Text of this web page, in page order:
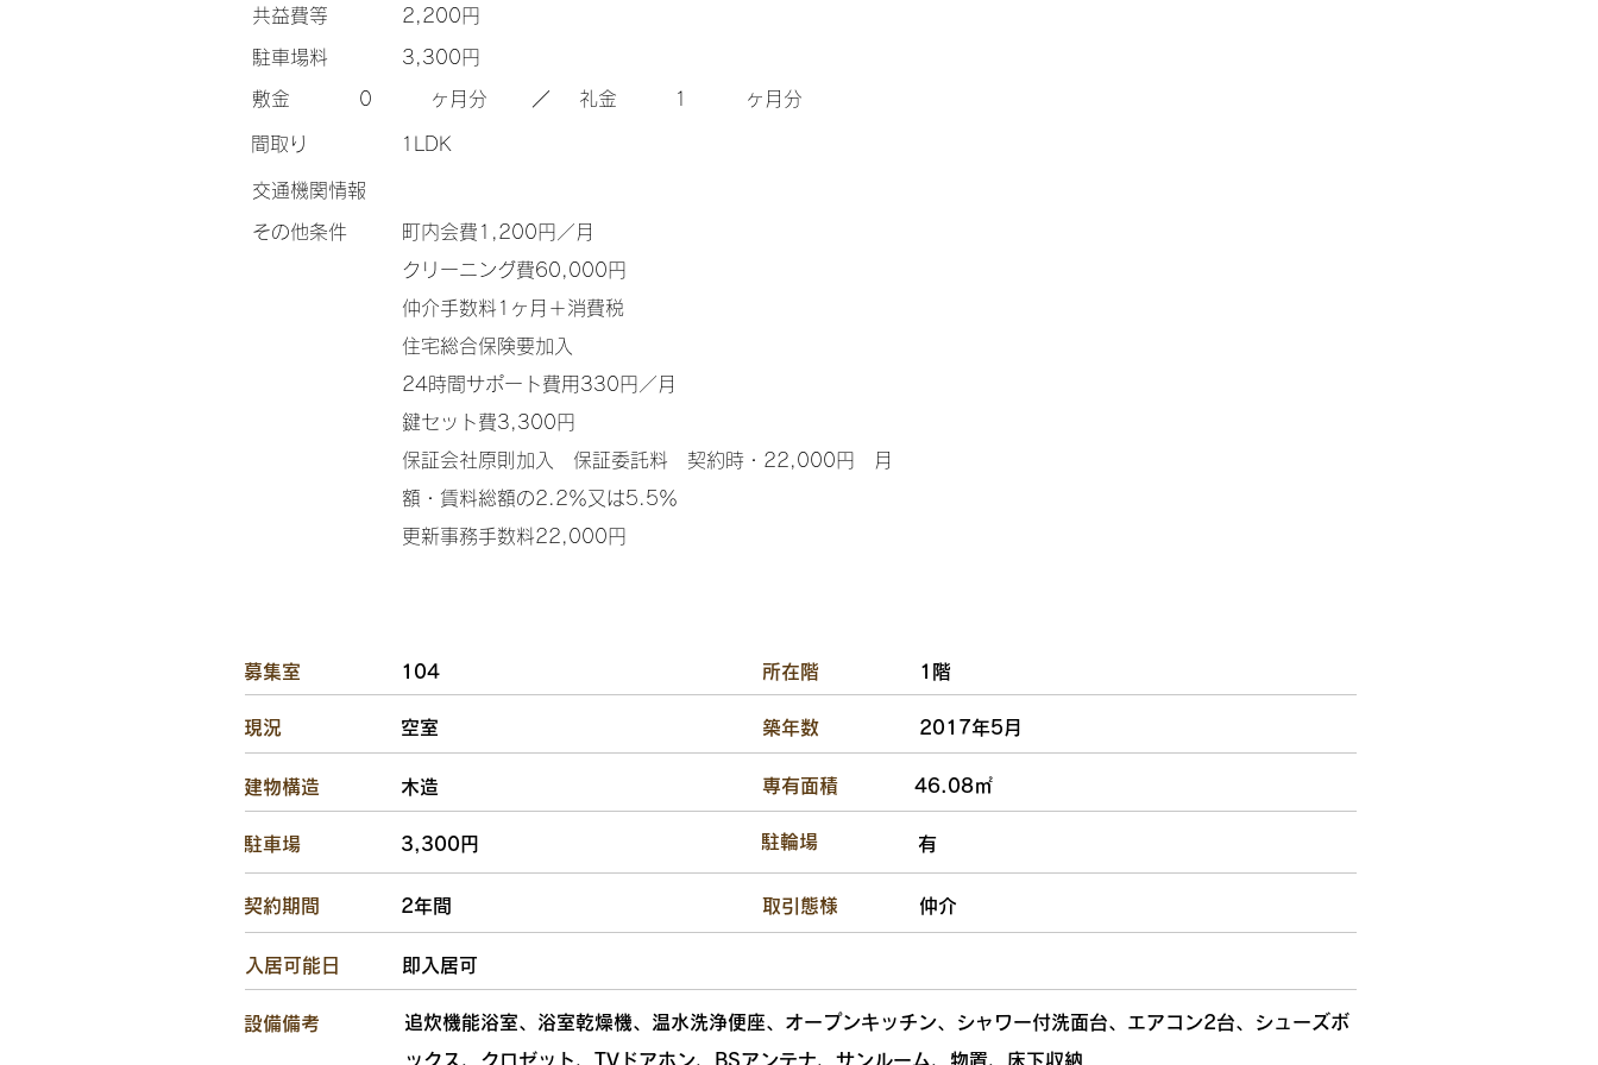
​共益費等 2,200円
​駐車場料 3,300円
​敷金 0 ヶ月分 ／ ​礼金 1 ヶ月分
間取り 1LDK
交通機関情報
その他条件
町内会費1,200円／月
クリーニング費60,000円
仲介手数料1ヶ月＋消費税
住宅総合保険要加入
24時間サポート費用330円／月
鍵セット費3,300円
保証会社原則加入 保証委託料 契約時・22,000円 月
額・賃料総額の2.2％又は5.5％
更新事務手数料22,000円
​募集室 104 ​所在階 1階
​現況 空室 ​築年数 2017年5月
​建物構造 木造 ​専有面積 46.08㎡
駐車場 3,300円 ​駐輪場 有
​契約期間 2年間 ​取引態様 仲介
​入居可能日 即入居可
設備備考
追炊機能浴室、浴室乾燥機、温水洗浄便座、オープンキッチン、シャワー付洗面台、エアコン2台、シューズボ
ックス、クロゼット、TVドアホン、BSアンテナ、サンルーム、物置、床下収納